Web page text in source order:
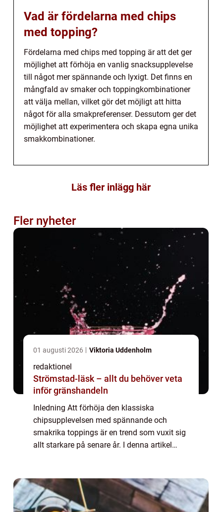
Vad är fördelarna med chips
med topping?
Fördelarna med chips med topping är att det ger
möjlighet att förhöja en vanlig snacksupplevelse
till något mer spännande och lyxigt. Det finns en
mångfald av smaker och toppingkombinationer
att välja mellan, vilket gör det möjligt att hitta
något för alla smakpreferenser. Dessutom ger det
möjlighet att experimentera och skapa egna unika
smakkombinationer.
Läs fler inlägg här
Fler nyheter
01 augusti 2026 Viktoria Uddenholm
redaktionel
Strömstad-läsk – allt du behöver veta
inför gränshandeln
Inledning Att förhöja den klassiska
chipsupplevelsen med spännande och
smakrika toppings är en trend som vuxit sig
allt starkare på senare år. I denna artikel